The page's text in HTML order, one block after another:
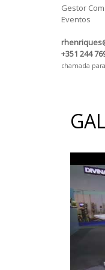
Gestor
Eventos
+351 244
chamada